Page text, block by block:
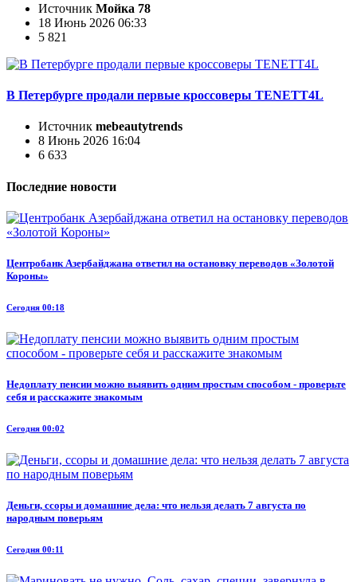
Источник Мойка 78
18 Июнь 2026 06:33
5 821
В Петербурге продали первые кроссоверы TENETT4L
Источник mebeautytrends
8 Июнь 2026 16:04
6 633
Последние новости
Центробанк Азербайджана ответил на остановку переводов «Золотой
Короны»
Сегодня 00:18
Недоплату пенсии можно выявить одним простым способом - проверьте
себя и расскажите знакомым
Сегодня 00:02
Деньги, ссоры и домашние дела: что нельзя делать 7 августа по
народным поверьям
Сегодня 00:11